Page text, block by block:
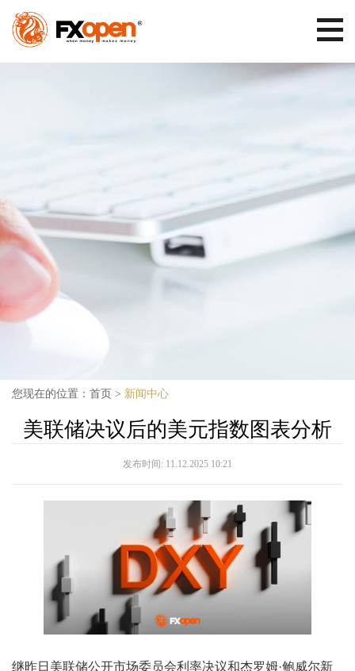
您现在的位置： 首页 > 新闻中心
美联储决议后的美元指数图表分析
发布时间: 11.12.2025 10:21
继昨日美联储公开市场委员会利率决议和杰罗姆·鲍威尔新